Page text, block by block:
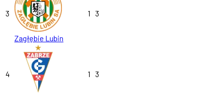
3
Zagłębie Lubin
1 3
4 1 3